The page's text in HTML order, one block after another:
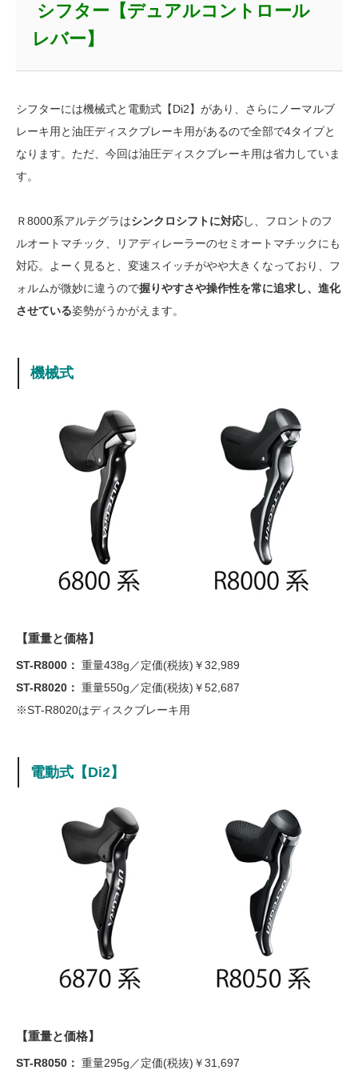
シフター【デュアルコントロール
レバー】
シフターには機械式と電動式【Di2】があり、さらにノーマルブ
レーキ用と油圧ディスクブレーキ用があるので全部で4タイプと
なります。ただ、今回は油圧ディスクブレーキ用は省力していま
す。
Ｒ8000系アルテグラはシンクロシフトに対応し、フロントのフ
ルオートマチック、リアディレーラーのセミオートマチックにも
対応。よーく見ると、変速スイッチがやや大きくなっており、フ
ォルムが微妙に違うので握りやすさや操作性を常に追求し、進化
させている姿勢がうかがえます。
機械式
【重量と価格】
ST-R8000： 重量438g／定価(税抜)￥32,989
ST-R8020： 重量550g／定価(税抜)￥52,687
※ST-R8020はディスクブレーキ用
電動式【Di2】
【重量と価格】
​ST-R8050： 重量295g／定価(税抜)￥31,697